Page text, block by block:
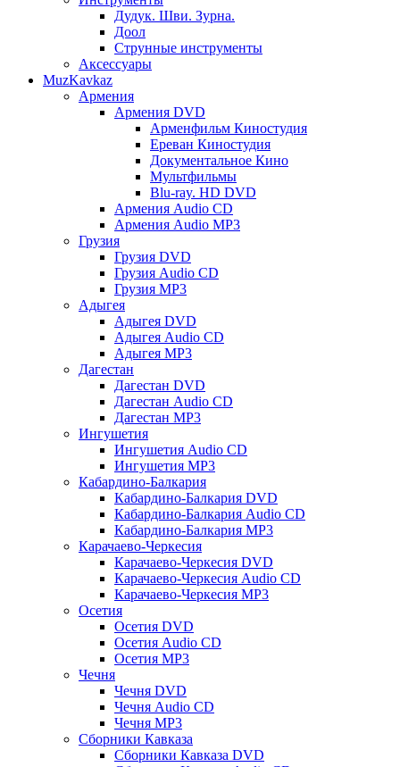
Дудук. Шви. Зурна.
Доол
Струнные инструменты
Аксессуары
MuzKavkaz
Армения
Армения DVD
Арменфильм Киностудия
Ереван Киностудия
Документальное Кино
Мультфильмы
Blu-ray. HD DVD
Армения Audio CD
Армения Audio MP3
Грузия
Грузия DVD
Грузия Audio CD
Грузия MP3
Адыгея
Адыгея DVD
Адыгея Audio CD
Адыгея MP3
Дагестан
Дагестан DVD
Дагестан Audio CD
Дагестан MP3
Ингушетия
Ингушетия Audio CD
Ингушетия MP3
Кабардино-Балкария
Кабардино-Балкария DVD
Кабардино-Балкария Audio CD
Кабардино-Балкария MP3
Карачаево-Черкесия
Карачаево-Черкесия DVD
Карачаево-Черкесия Audio CD
Карачаево-Черкесия MP3
Осетия
Осетия DVD
Осетия Audio CD
Осетия MP3
Чечня
Чечня DVD
Чечня Audio CD
Чечня MP3
Сборники Кавказа
Сборники Кавказа DVD